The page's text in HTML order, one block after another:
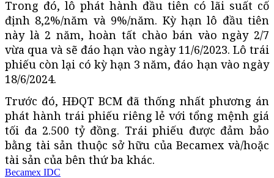
Trong đó, lô phát hành đầu tiên có lãi suất cố
định 8,2%/năm và 9%/năm. Kỳ hạn lô đầu tiên
này là 2 năm, hoàn tất chào bán vào ngày 2/7
vừa qua và sẽ đáo hạn vào ngày 11/6/2023. Lô trái
phiếu còn lại có kỳ hạn 3 năm, đáo hạn vào ngày
18/6/2024.
Trước đó, HĐQT BCM đã thống nhất phương án
phát hành trái phiếu riêng lẻ với tổng mệnh giá
tối đa 2.500 tỷ đồng. Trái phiếu được đảm bảo
bằng tài sản thuộc sở hữu của Becamex và/hoặc
tài sản của bên thứ ba khác.
Becamex IDC